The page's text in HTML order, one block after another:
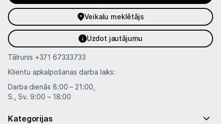
Veikalu meklētājs
Uzdot jautājumu
Tālrunis +371 67333733
Klientu apkalpošanas darba laiks:
Darba dienās 8:00 – 21:00,
S., Sv. 9:00 – 18:00
Kategorijas